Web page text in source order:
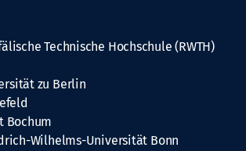
Technische Hochschule (RWTH)
zu Berlin
Bochum
Wilhelms-Universität Bonn